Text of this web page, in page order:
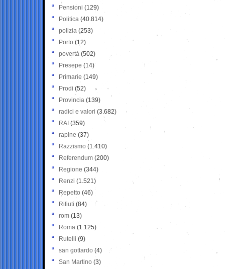
Pensioni (129)
Politica (40.814)
polizia (253)
Porto (12)
povertà (502)
Presepe (14)
Primarie (149)
Prodi (52)
Provincia (139)
radici e valori (3.682)
RAI (359)
rapine (37)
Razzismo (1.410)
Referendum (200)
Regione (344)
Renzi (1.521)
Repetto (46)
Rifiuti (84)
rom (13)
Roma (1.125)
Rutelli (9)
san gottardo (4)
San Martino (3)